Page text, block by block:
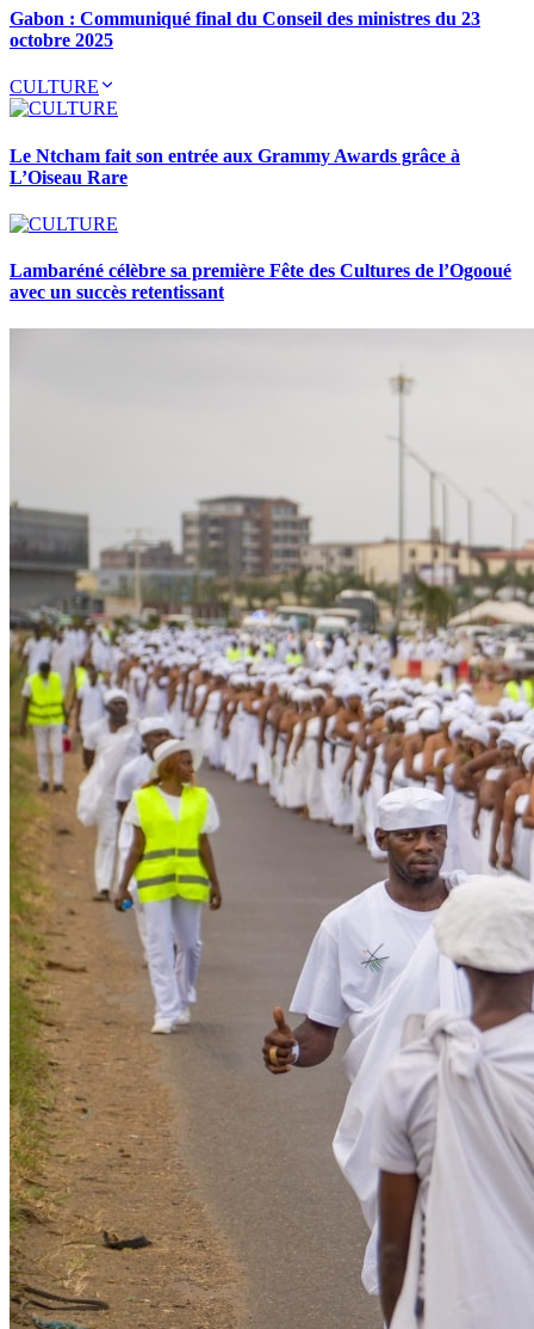
Gabon : Communiqué final du Conseil des ministres du 23
octobre 2025
CULTURE
Le Ntcham fait son entrée aux Grammy Awards grâce à
L’Oiseau Rare
Lambaréné célèbre sa première Fête des Cultures de l’Ogooué
avec un succès retentissant